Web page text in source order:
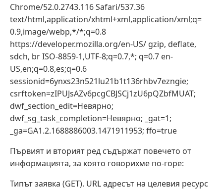
Chrome/52.0.2743.116 Safari/537.36
text/html,application/xhtml+xml,application/xml;q=
0.9,image/webp,*/*;q=0.8
https://developer.mozilla.org/en-US/ gzip, deflate,
sdch, br ISO-8859-1,UTF-8;q=0.7,*; q=0.7 en-
US,en;q=0.8,es;q=0.6
sessionid=6ynxs23n521lu21b1t136rhbv7ezngie;
csrftoken=zIPUJsAZv6pcgCBJSCj1zU6pQZbfMUAT;
dwf_section_edit=Невярно;
dwf_sg_task_completion=Невярно; _gat=1;
_ga=GA1.2.1688886003.1471911953; ffo=true
Първият и вторият ред съдържат повечето от
информацията, за която говорихме по-горе:
Типът заявка (GET). URL адресът на целевия ресурс